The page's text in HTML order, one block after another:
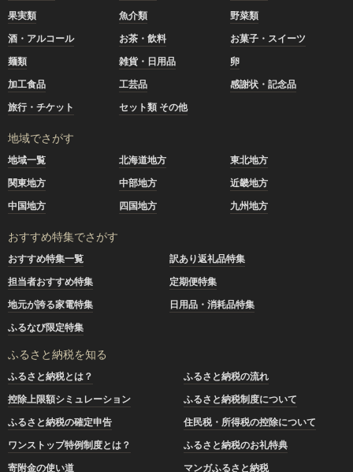
果実類
魚介類
野菜類
酒・アルコール
お茶・飲料
お菓子・スイーツ
麺類
雑貨・日用品
卵
加工食品
工芸品
感謝状・記念品
旅行・チケット
セット類 その他
地域でさがす
地域一覧 北海道地方
東北地方
関東地方
中部地方
近畿地方
中国地方
四国地方 九州地方
おすすめ特集でさがす
おすすめ特集一覧
訳あり返礼品特集
担当者おすすめ特集
定期便特集
地元が誇る家電特集
日用品・消耗品特集
ふるなび限定特集
ふるさと納税を知る
ふるさと納税とは？
ふるさと納税の流れ
控除上限額シミュレーション
ふるさと納税制度について
ふるさと納税の確定申告
住民税・所得税の控除について
ワンストップ特例制度とは？
ふるさと納税のお礼特典
寄附金の使い道
マンガふるさと納税